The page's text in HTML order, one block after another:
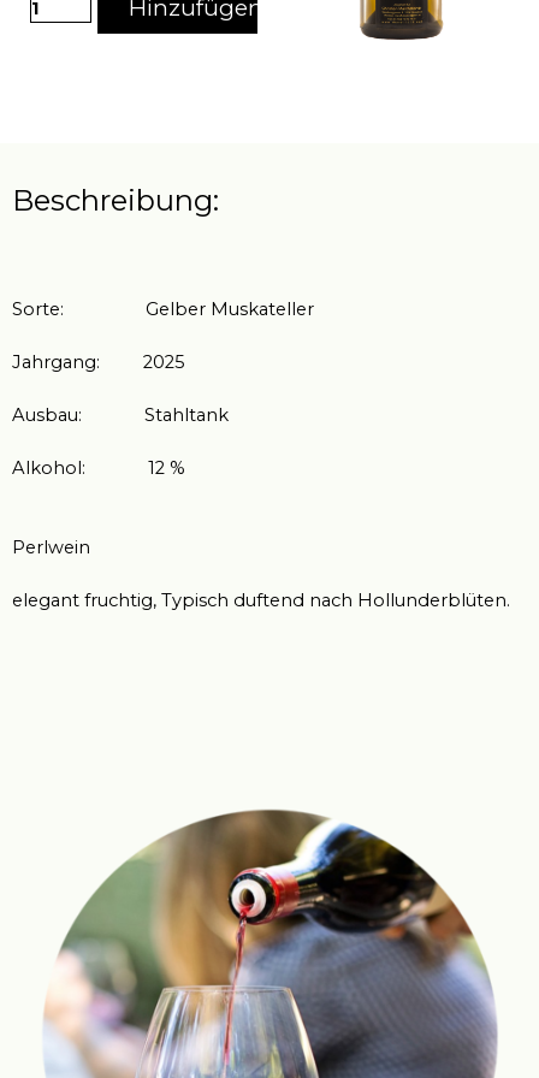
Hinzufügen
Beschreibung:
Sorte: Gelber Muskateller
Jahrgang: 2025
Ausbau: Stahltank
Alkohol: 12 %
Perlwein
elegant fruchtig, Typisch duftend nach Hollunderblüten.